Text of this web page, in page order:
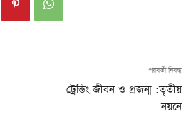
পরবর্তী নিবন্ধ
ট্রেন্ডিং জীবন ও প্রজন্ম :তৃতীয়
নয়নে